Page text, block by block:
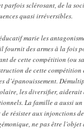
parfois sclérosant, de la
quasi irréversibles.
marie les
fournit des armes à la fois
de cette compétition (ou
de cette compétition
d’épanouissement.
les diversifier, aiderait
La famille a aussi
résister aux injonctions
ne pas être l’objet